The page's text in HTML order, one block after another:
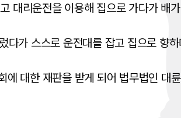
대리운전을 이용해 집으로 가다가 배
가 스스로 운전대를 잡고 집으로 향
대한 재판을 받게 되어 법무법인 대